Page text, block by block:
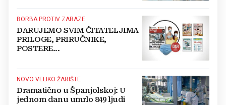
BORBA PROTIV ZARAZE
DARUJEMO SVIM ČITATELJIMA
PRILOGE, PRIRUČNIKE,
POSTERE...
NOVO VELIKO ŽARIŠTE
Dramatično u Španjolskoj: U
jednom danu umrlo 849 ljudi